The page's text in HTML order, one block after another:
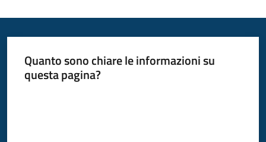
Quanto sono chiare le informazioni su
questa pagina?